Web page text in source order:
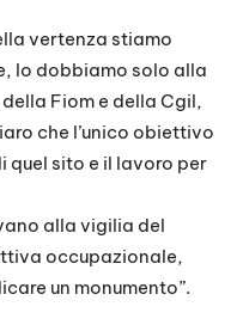
vertenza stiamo
lo dobbiamo solo alla
Fiom e della Cgil,
che l’unico obiettivo
quel sito e il lavoro per
alla vigilia del
occupazionale,
un monumento”.